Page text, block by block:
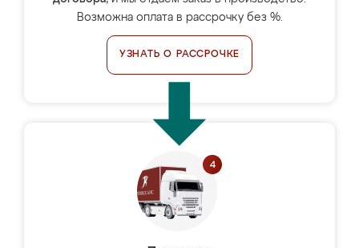
Возможна оплата в рассрочку без %.
УЗНАТЬ О РАССРОЧКЕ